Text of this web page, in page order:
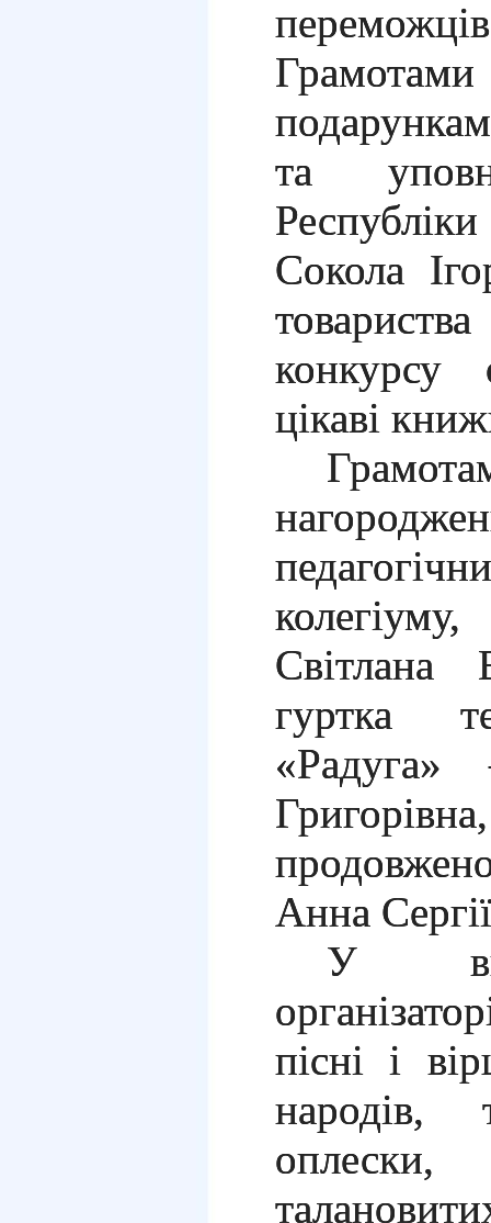
та
Сокола
конкурсу
цікаві
Світлана
гуртка
Анна
У
пісні і
народів,